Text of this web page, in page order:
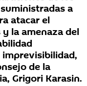
a
atacar el
la amenaza del
de la
Grigori Karasin.